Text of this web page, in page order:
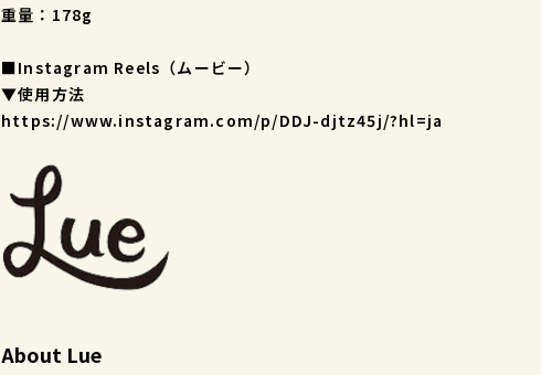
重量：178g
■Instagram Reels（ムービー）
▼使用方法
https://www.instagram.com/p/DDJ-djtz45j/?hl=ja
About Lue